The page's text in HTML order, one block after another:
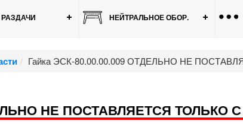
НЕЙТРАЛЬНОЕ ОБОР.
Гайка ЭСК-80.00.00.009 ОТДЕЛЬНО НЕ
НЕ ПОСТАВЛЯЕТСЯ ТОЛЬКО